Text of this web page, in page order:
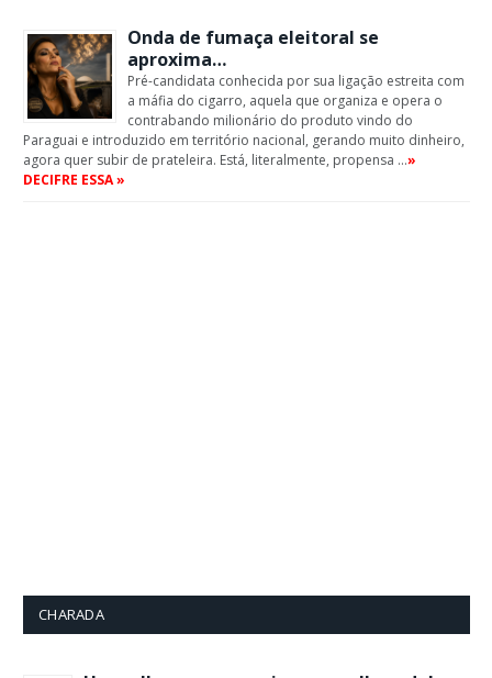
Onda de fumaça eleitoral se
aproxima…
Pré-candidata conhecida por sua ligação estreita com
a máfia do cigarro, aquela que organiza e opera o
contrabando milionário do produto vindo do
Paraguai e introduzido em território nacional, gerando muito dinheiro,
agora quer subir de prateleira. Está, literalmente, propensa …»
DECIFRE ESSA »
CHARADA